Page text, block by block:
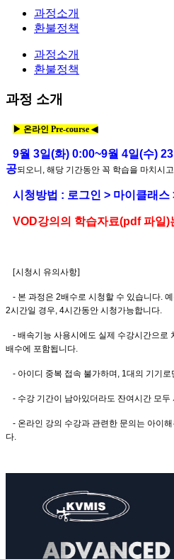
과정소개
환불정책
과정소개
환불정책
과정 소개
▶ 온라 인 Pre-course ◀
9월 3일(화) 0:00~9월 4일(수)
공되오니, 해당 기간동안 꼭 학습을 마치시
시청방법 : 로그인 > 마이클래스
VOD강의의 학습자료(pdf 파일)
[시청시 유의사항]
- 본 과정은 2배수로 시청할 수 있습니다.
2시간일 경우, 4시간동안 시청가능합니다.
- 배속기능 사용시에도 실제 수강시간으로
배수에 포함됩니다.
- 아이디 중복 접속 불가하며, 1대의 기기
- 수강 기간이 남아있더라도 잔여시간 모
- 온라인 강의 수강과 관련한 문의는 아이
다.